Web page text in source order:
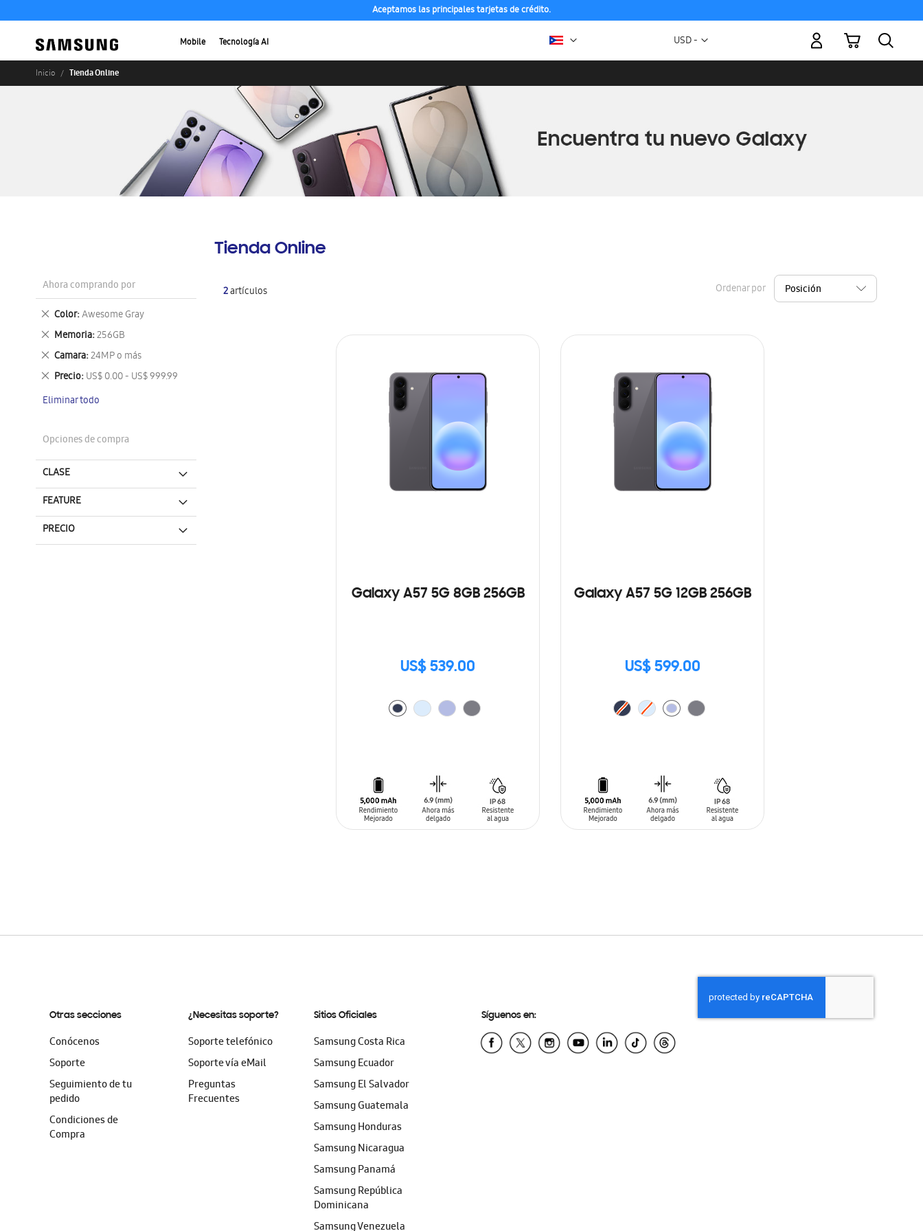
Aceptamos las principales tarjetas de crédito.
Mobile Tecnología AI Moneda
USD -
Mi carrito
Inicio Tienda Online
Tienda Online
2artículos Ordenar por
Galaxy A57 5G 8GB 256GB
US$ 539.00
Galaxy A57 5G 12GB 256GB
US$ 599.00
Ahora comprando por
Color Awesome Gray
Eliminar
este
artículo
Memoria 256GB
Eliminar
este
artículo
Camara 24MP o más
Eliminar
este
artículo
Precio US$ 0.00 - US$ 999.99
Eliminar
artículo
Eliminar todo
Opciones de compra
CLASE
FEATURE
PRECIO
Otras secciones
Conócenos
Soporte
Seguimiento de tu
pedido
Condiciones de
Compra
¿Necesitas soporte?
Soporte telefónico
Soporte vía eMail
Preguntas
Frecuentes
Sitios Oficiales
Samsung Costa Rica
Samsung Ecuador
Samsung El Salvador
Samsung Guatemala
Samsung Honduras
Samsung Nicaragua
Samsung Panamá
Samsung República
Dominicana
Samsung Venezuela
Síguenos en: